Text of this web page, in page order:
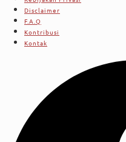
Disclaimer
F.A.Q
Kontribusi
Kontak